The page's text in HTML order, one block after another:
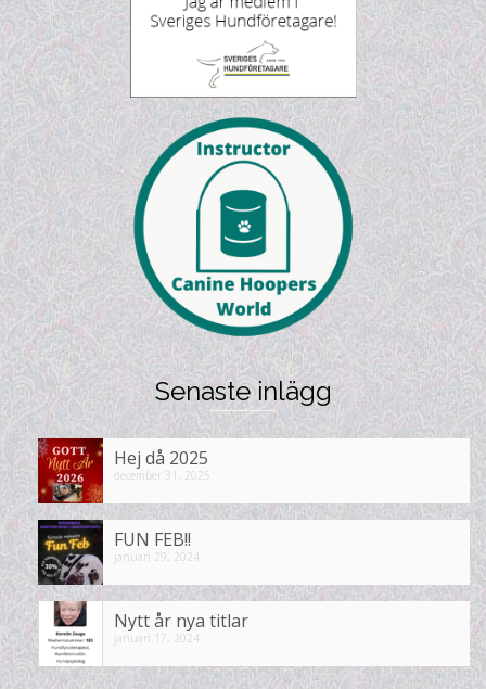
Senaste inlägg
Hej då 2025
december 31, 2025
FUN FEB!!
januari 29, 2024
Nytt år nya titlar
januari 17, 2024